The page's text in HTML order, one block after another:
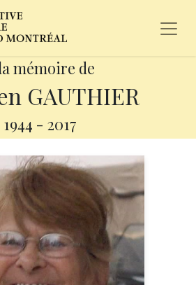
mémoire de
GAUTHIER
1944 - 2017